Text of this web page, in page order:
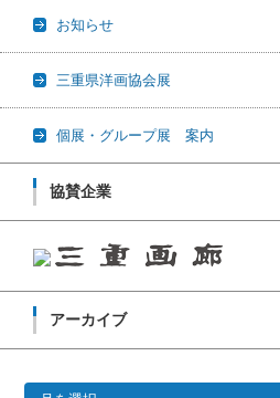
お知らせ
三重県洋画協会展
個展・グループ展 案内
協賛企業
アーカイブ